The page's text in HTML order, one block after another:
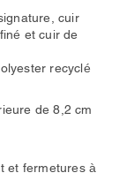
cuir
et cuir de
recyclé
de 8,2 cm
et fermetures à